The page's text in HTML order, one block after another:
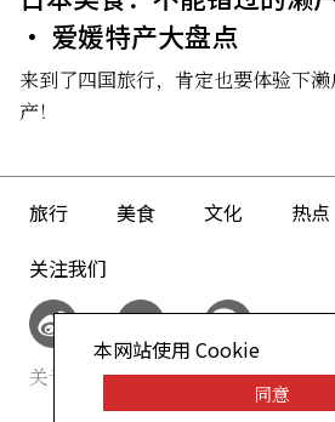
· 爱媛特产大盘点
来到了四国旅行，肯定也要体验下
产！
旅行 美食 文化 热点
关注我们
关于我们 网站政策
本网站使用 Cookie
同意